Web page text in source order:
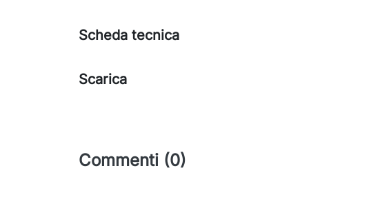
Scheda tecnica
Scarica
Commenti (0)